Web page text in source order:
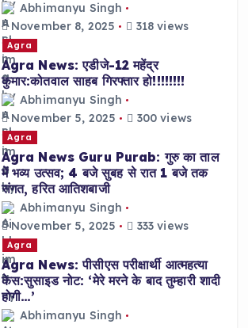
Abhimanyu Singh
November 8, 2025
318 views
Agra
Agra News: एडीजे-12 महेंद्र
कुमार:कोतवाल साहब गिरफ्तार हो!!!!!!!!
Abhimanyu Singh
November 5, 2025
300 views
Agra
Agra News Guru Purab: गुरु का ताल
में भव्य उत्सव; 4 बजे सुबह से रात 1 बजे तक
संगत, हरित आतिशबाजी
Abhimanyu Singh
November 5, 2025
333 views
Agra
Agra News: पीसीएस परीक्षार्थी आत्महत्या
केस:सुसाइड नोट: ‘मेरे मरने के बाद तुम्हारी शादी
होगी…’
Abhimanyu Singh